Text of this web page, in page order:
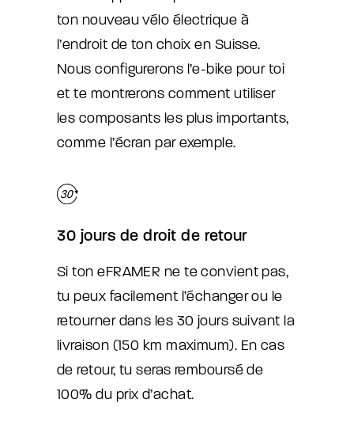
ton nouveau vélo électrique à
l’endroit de ton choix en Suisse.
Nous configurerons l’e-bike pour toi
et te montrerons comment utiliser
les composants les plus importants,
comme l’écran par exemple.
30 jours de droit de retour
Si ton eFRAMER ne te convient pas,
tu peux facilement l’échanger ou le
retourner dans les 30 jours suivant la
livraison (150 km maximum). En cas
de retour, tu seras remboursé de
100% du prix d’achat.